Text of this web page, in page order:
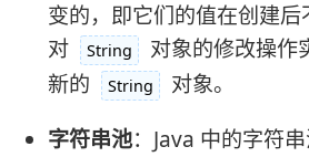
变的，即它们的值在创建
对
String
对象的修改操作
新的
String
对象。
字符串池：Java 中的字符